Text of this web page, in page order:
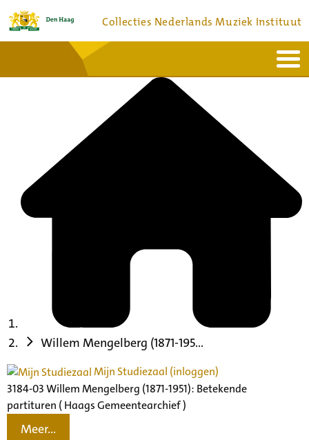
Collecties Nederlands Muziek Instituut
Bronnen en collecties
Willem Mengelberg (1871-195...
Mijn Studiezaal (inloggen)
3184-03 Willem Mengelberg (1871-1951): Betekende
partituren ( Haags Gemeentearchief )
Meer...